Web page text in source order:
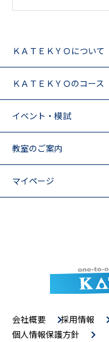
ＫＡＴＥＫＹＯについて
ＫＡＴＥＫＹＯのコース
イベント・模試
教室のご案内
マイページ
会社概要 採用情報
個人情報保護方針